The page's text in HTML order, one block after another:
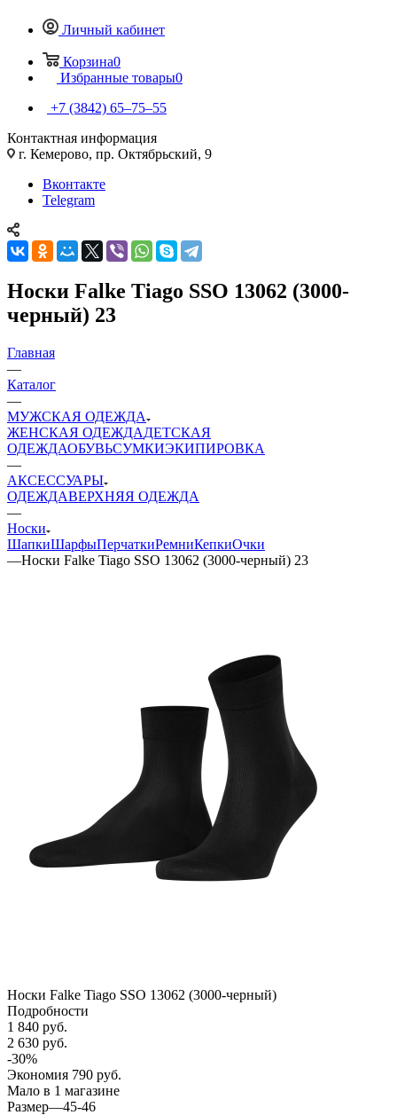
Личный кабинет
Корзина0
Избранные товары0
+7 (3842) 65–75–55
Контактная информация
г. Кемерово, пр. Октябрьский, 9
Вконтакте
Telegram
Носки Falke Tiago SSO 13062 (3000-
черный) 23
Главная
—
Каталог
—
МУЖСКАЯ ОДЕЖДА
ЖЕНСКАЯ ОДЕЖДАДЕТСКАЯ
ОДЕЖДАОБУВЬСУМКИЭКИПИРОВКА
—
АКСЕССУАРЫ
ОДЕЖДАВЕРХНЯЯ ОДЕЖДА
—
Носки
ШапкиШарфыПерчаткиРемниКепкиОчки
—Носки Falke Tiago SSO 13062 (3000-черный) 23
Носки Falke Tiago SSO 13062 (3000-черный)
Подробности
1 840 руб.
2 630 руб.
-30%
Экономия 790 руб.
Мало в 1 магазине
Размер—45-46